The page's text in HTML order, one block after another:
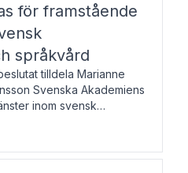
för framstående
språkvård
tilldela Marianne
Svenska Akademiens
inom svensk
till minne av Carl Gabriel
Prissumma